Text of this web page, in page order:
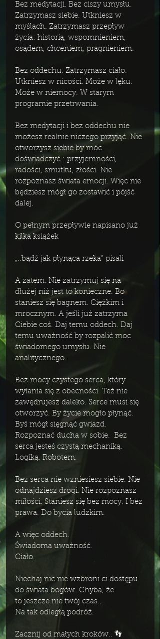
Bez medytacji. Bez ciszy umysłu.
Zatrzymasz siebie. Utkniesz w
myślach. Zatrzymasz przepływ
życia: historią, wspomnieniem,
osądem, chceniem, pragnieniem.
Bez oddechu. Zatrzymasz ciało.
Utkniesz w nicości. Może w lęku.
Może w niemocy. W starym
programie przetrwania.
Bez medytacji i bez oddechu nie
możesz realnie niczego przyjąć. Nie
otworzysz siebie by móc
doświadczyć : przyjemności,
radości, smutku, złości. Nie
rozpoznasz świata emocji. Więc nie
będziesz mógł go zostawić i pójść
dalej.
O pełnym przepływie napisano już
kilka książek
„..bądź jak płynąca rzeka” pisali
A zatem. Nie zatrzymuj się na
dłużej niż jest to konieczne. Bo
staniesz się bagnem. Ciężkim i
mrocznym. A jeśli już zatrzyma
Ciebie coś. Daj temu oddech. Daj
temu uważność by rozpalić moc
świadomego umysłu. Nie
analitycznego.
Bez mocy czystego serca, który
wyłania się z obecności. Też nie
zawędrujesz daleko. Serce musi się
otworzyć. By życie mogło płynąć.
Byś mógł sięgnąć gwiazd.
Rozpoznać ducha w sobie.  Bez
serca jesteś czystą mechaniką.
Logiką. Robotem.
Bez serca nie wzniesiesz siebie. Nie
odnajdziesz drogi. Nie rozpoznasz
miłości. Staniesz się bez mocy. I bez
prawa. Do bycia ludzkim.
A więc oddech.
Świadoma uważność.
Ciało.
Niechaj nic nie wzbroni ci dostępu
do świata bogów. Chyba, że
to jeszcze nie twój czas..
Na tak odległą podróż.
Zacznij od małych kroków.. 👣